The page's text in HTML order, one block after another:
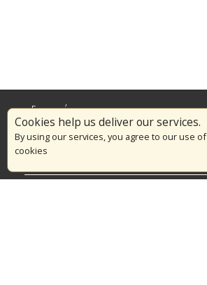
Cookies help us deliver our services.
By using our services, you agree to our use of
cookies
Επικαιρότητα
Το Πυροσβεστικό Σώμα